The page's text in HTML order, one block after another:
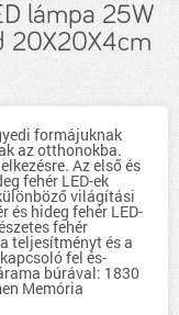
lámpa 25W
20X20X4cm
formájuknak
az otthonokba.
Az első és
fehér LED-ek
világítási
és hideg fehér LED-
fehér
teljesítményt és a
fel és-
búrával: 1830
Memória